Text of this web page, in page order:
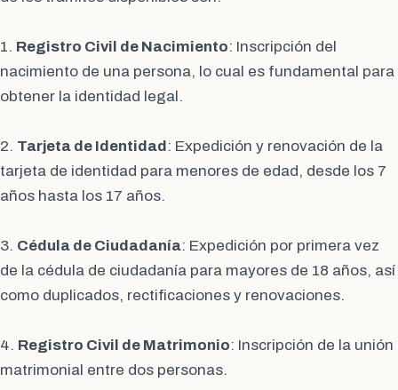
1. Registro Civil de Nacimiento: Inscripción del
nacimiento de una persona, lo cual es fundamental para
obtener la identidad legal.
2. Tarjeta de Identidad : Expedición y renovación de la
tarjeta de identidad para menores de edad, desde los 7
años hasta los 17 años.
3. Cédula de Ciudadanía: Expedición por primera vez
de la cédula de ciudadanía para mayores de 18 años, así
como duplicados, rectificaciones y renovaciones.
4. Registro Civil de Matrimonio: Inscripción de la unión
matrimonial entre dos personas.